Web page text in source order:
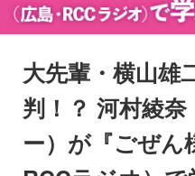
大先輩・横山雄
判！？ 河村綾
ー）が『ごぜん